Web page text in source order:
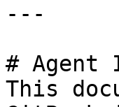
---
# Agent
This